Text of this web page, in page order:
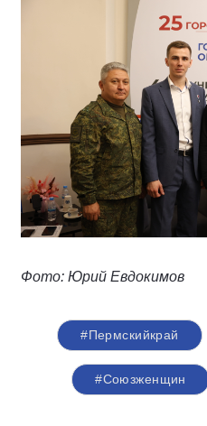
Фото: Юрий Евдокимов
#Пермскийкрай
#Союзженщин